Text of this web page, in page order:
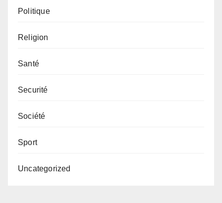
Politique
Religion
Santé
Securité
Société
Sport
Uncategorized